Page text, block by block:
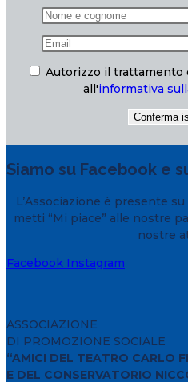
Autorizzo il trattamento
all'informativa
Siamo su Facebook e
L’Associazione è presente su
metti “Mi piace” alle nostre
nostre
Facebook Instagram
ASSOCIAZIONE
DI PROMOZIONE SOCIALE
“AMICI DEL TEATRO CARLO
E DEL CONSERVATORIO